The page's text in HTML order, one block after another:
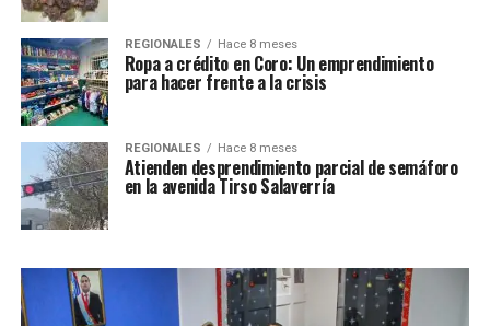
REGIONALES Hace 8 meses
Ropa a crédito en Coro: Un emprendimiento
para hacer frente a la crisis
REGIONALES Hace 8 meses
Atienden desprendimiento parcial de semáforo
en la avenida Tirso Salaverría